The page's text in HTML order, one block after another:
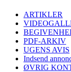
ARTIKLER
PDF-ARKIV
UGENS AVIS
Indsend
ØVRIG